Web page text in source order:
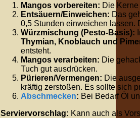
Mangos vorbereiten: Die
Entsäuern/Einweichen: Das
0,5 Stunden einweichen lassen.
Würzmischung (Pesto-Basis):
Thymian, Knoblauch und
entsteht.
Mangos verarbeiten: Die
Tuch gut ausdrücken.
Pürieren/Vermengen: Die
kräftig zerstoßen. Es sollte sich
Abschmecken: Bei Bedarf Öl
Serviervorschlag: Kann auch als